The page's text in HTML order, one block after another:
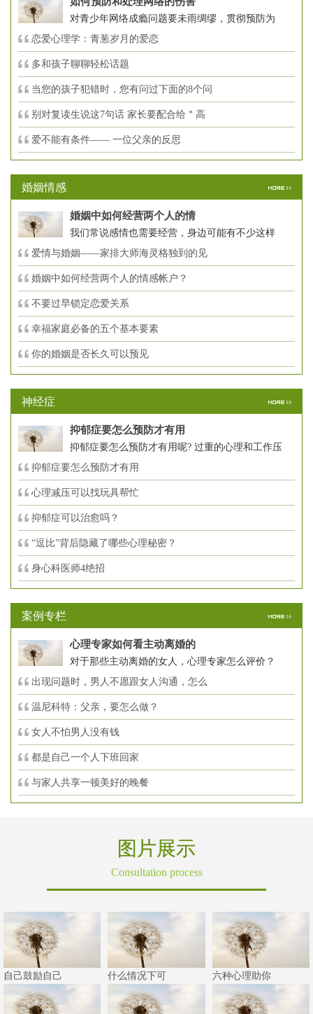
对青少年网络成瘾问题要未雨绸缪，贯彻预防为
恋爱心理学：青葱岁月的爱恋
多和孩子聊聊轻松话题
当您的孩子犯错时，您有问过下面的8个问
别对复读生说这7句话 家长要配合给＂高
爱不能有条件—— 一位父亲的反思
婚姻情感
婚姻中如何经营两个人的情
我们常说感情也需要经营，身边可能有不少这样
爱情与婚姻——家排大师海灵格独到的见
婚姻中如何经营两个人的情感帐户？
不要过早锁定恋爱关系
幸福家庭必备的五个基本要素
你的婚姻是否长久可以预见
神经症
抑郁症要怎么预防才有用
抑郁症要怎么预防才有用呢? 过重的心理和工作压
抑郁症要怎么预防才有用
心理减压可以找玩具帮忙
抑郁症可以治愈吗？
“逗比”背后隐藏了哪些心理秘密？
身心科医师4绝招
案例专栏
心理专家如何看主动离婚的
对于那些主动离婚的女人，心理专家怎么评价？
出现问题时，男人不愿跟女人沟通，怎么
温尼科特：父亲，要怎么做？
女人不怕男人没有钱
都是自己一个人下班回家
与家人共享一顿美好的晚餐
图片展示
Consultation process
自己鼓励自己 什么情况下可 六种心理助你